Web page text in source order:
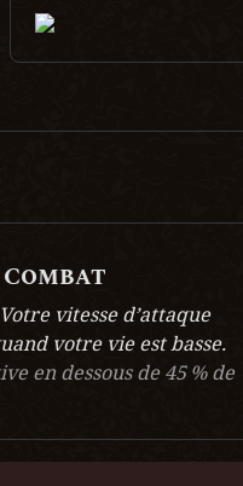
Votre vitesse d’attaque
votre vie est basse.
en dessous de 45 % de